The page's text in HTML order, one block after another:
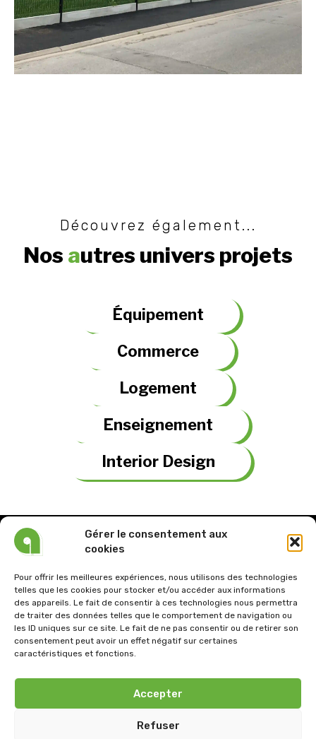
Gérer le consentement aux
cookies
Pour offrir les meilleures expériences, nous utilisons des technologies
telles que les cookies pour stocker et/ou accéder aux informations
des appareils. Le fait de consentir à ces technologies nous permettra
de traiter des données telles que le comportement de navigation ou
les ID uniques sur ce site. Le fait de ne pas consentir ou de retirer son
consentement peut avoir un effet négatif sur certaines
caractéristiques et fonctions.
Accepter
Refuser
Découvrez également...
Nos autres univers projets
Équipement
Commerce
Logement
Enseignement
Interior Design
Tel : 03.21.61.26.57
Email: architectoni@wanadoo.fr
Siège social :
Atelier du Nord :
1476, rue Jean Jaurès 59880 Saint-Saulve.